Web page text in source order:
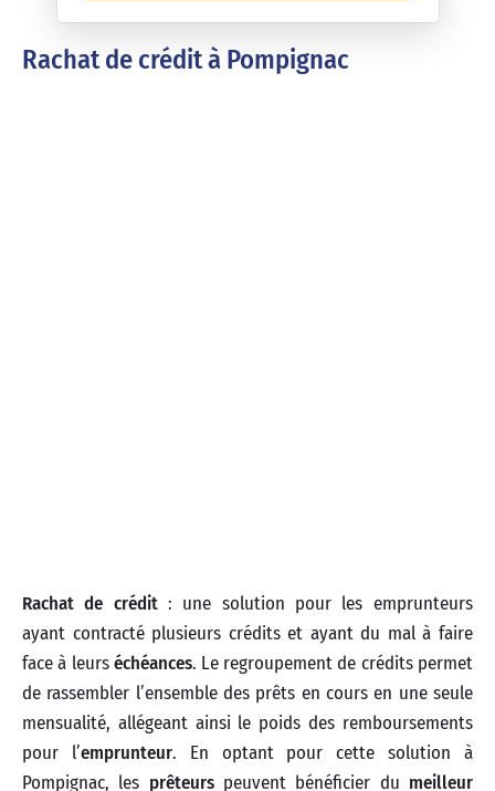
Rachat de crédit à Pompignac
Rachat de crédit: une solution pour les emprunteurs
ayant contracté plusieurs crédits et ayant du mal à faire
face à leurs échéances. Le regroupement de crédits permet
de rassembler l’ensemble des prêts en cours en une seule
mensualité, allégeant ainsi le poids des remboursements
pour l’emprunteur. En optant pour cette solution à
Pompignac, les prêteurspeuvent bénéficier du meilleur